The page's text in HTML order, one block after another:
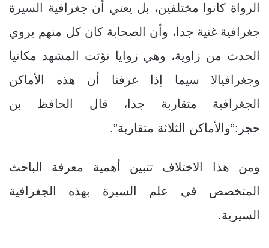
الرواة كانوا مختلفين، بل يعني أن جغرافية السيرة
جغرافية غنية جدا، وأن الصحابة كان كل منهم يروي
الحدث من زاوية، وهي زوايا تؤثت المشهد مكانيا
وجغرافيالا سيما إذا عرفنا أن هذه الأماكن
الجغرافية متقاربة جدا، قال الحافظ بن
حجر:”والأماكن الثلاثة متقاربة”.
ومن هذا الاختلاف تتبين أهمية معرفة الباحث
المتخصص في علم السيرة بهذه الجغرافية
السيرية.